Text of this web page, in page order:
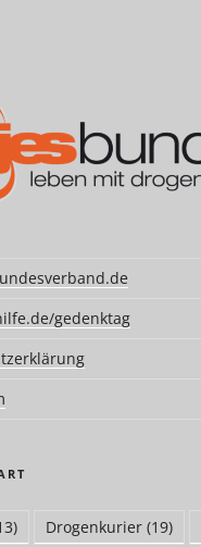
gedenktag
Drogenkurier(19)